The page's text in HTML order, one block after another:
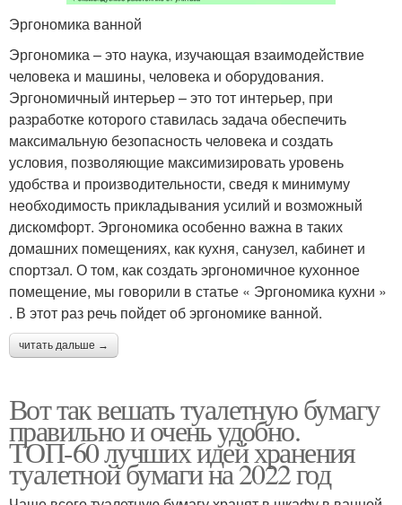
Эргономика ванной
Эргономика – это наука, изучающая взаимодействие
человека и машины, человека и оборудования.
Эргономичный интерьер – это тот интерьер, при
разработке которого ставилась задача обеспечить
максимальную безопасность человека и создать
условия, позволяющие максимизировать уровень
удобства и производительности, сведя к минимуму
необходимость прикладывания усилий и возможный
дискомфорт. Эргономика особенно важна в таких
домашних помещениях, как кухня, санузел, кабинет и
спортзал. О том, как создать эргономичное кухонное
помещение, мы говорили в статье « Эргономика кухни »
. В этот раз речь пойдет об эргономике ванной.
читать дальше →
Вот так вешать туалетную бумагу
правильно и очень удобно.
ТОП-60 лучших идей хранения
туалетной бумаги на 2022 год